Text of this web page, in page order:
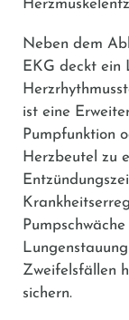
Neben dem
EKG deckt ein
ist eine
Pumpfunktion
Herzbeutel zu
Zweifelsfällen
sichern.